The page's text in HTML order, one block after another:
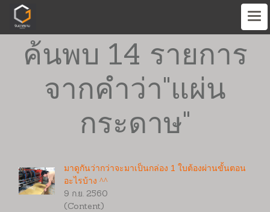
ค้นพบ 14 รายการ
จากคำว่า"แผ่น
กระดาษ"
มาดูกันว่ากว่าจะมาเป็นกล่อง 1 ใบต้องผ่านขั้นตอน
อะไรบ้าง ^^
9 ก.ย. 2560
(Content)